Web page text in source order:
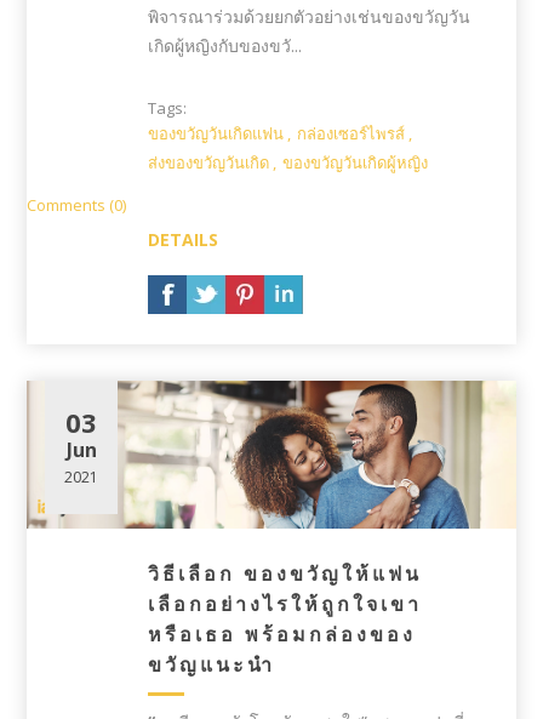
พิจารณาร่วมด้วยยกตัวอย่างเช่นของขวัญวัน
เกิดผู้หญิงกับของขวั...
Tags:
ของขวัญวันเกิดแฟน
กล่องเซอร์ไพรส์
ส่งของขวัญวันเกิด
ของขวัญวันเกิดผู้หญิง
Comments (0)
DETAILS
วิธีเลือก ของขวัญให้แฟน
เลือกอย่างไรให้ถูกใจเขา
หรือเธอ พร้อมกล่องของ
ขวัญแนะนำ
03
Jun
2021